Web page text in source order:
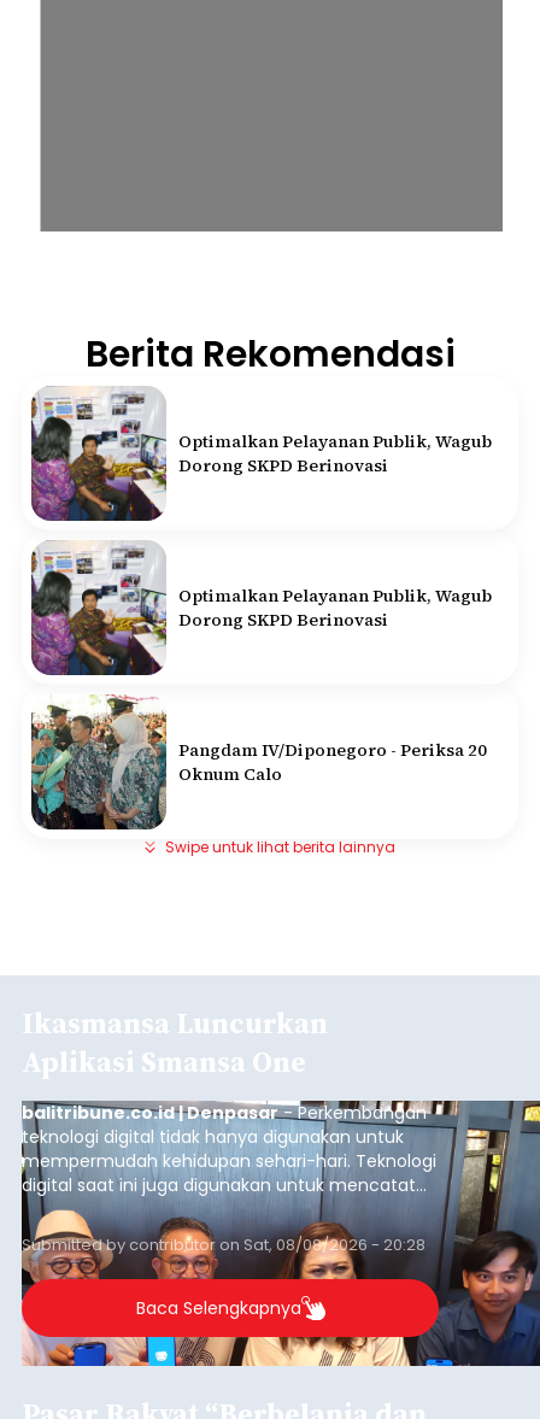
Berita Rekomendasi
Optimalkan Pelayanan Publik, Wagub
Dorong SKPD Berinovasi
Optimalkan Pelayanan Publik, Wagub
Dorong SKPD Berinovasi
Pangdam IV/Diponegoro - Periksa 20
Oknum Calo
Swipe untuk lihat berita lainnya
Ikasmansa Luncurkan
Aplikasi Smansa One
balitribune.co.id | Denpasar- Perkembangan
teknologi digital tidak hanya digunakan untuk
mempermudah kehidupan sehari-hari. Teknologi
digital saat ini juga digunakan untuk mencatat
dan mengelola data base alumni dari suatu
sekolah, salah satunya adalah alumni SMA 1
Denpasar.
Submitted bycontributoronSat, 08/08/2026 - 20:28
Baca Selengkapnya